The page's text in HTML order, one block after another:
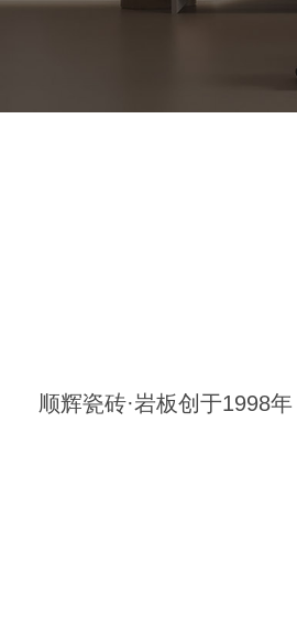
顺辉瓷砖·岩板创于1998